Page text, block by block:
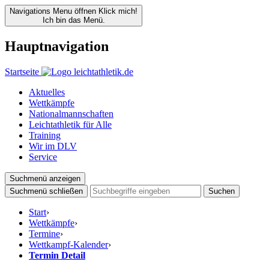
Navigations Menu öffnen Klick mich!
Ich bin das Menü.
Hauptnavigation
Startseite
Aktuelles
Wettkämpfe
Nationalmannschaften
Leichtathletik für Alle
Training
Wir im DLV
Service
Suchmenü anzeigen
Suchmenü schließen
Suchen
Start›
Wettkämpfe›
Termine›
Wettkampf-Kalender›
Termin Detail